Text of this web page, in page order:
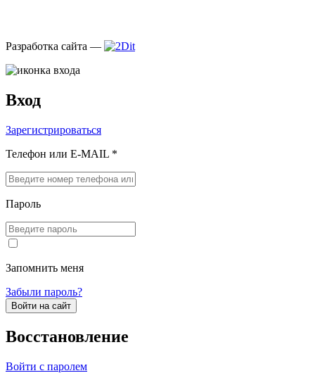
Разработка сайта —
Вход
Зарегистрироваться
Телефон или E-MAIL *
Пароль
Запомнить меня
Забыли пароль?
Войти на сайт
Восстановление
Войти с паролем